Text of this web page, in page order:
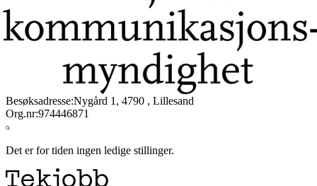
Når du søker jobb hos oss, vil navnet ditt stå på en offentlig
søkerliste. Det er mulig å be om å bli unntatt denne søkerlisten, men
da må du begrunne hvorfor du ønsker det. Da kan vi vurdere om vi
kan innvilge ønsket ditt. Kan vi ikke det, så vil vi gi deg beskjed.
Besøksadresse:Nygård 1, 4790 , Lillesand
Org.nr:974446871
Det er for tiden ingen ledige stillinger.